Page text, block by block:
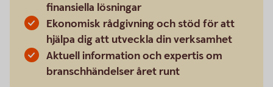
finansiella lösningar
Ekonomisk rådgivning och stöd för att
hjälpa dig att utveckla din verksamhet
Aktuell information och expertis om
branschhändelser året runt